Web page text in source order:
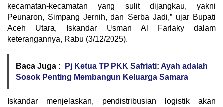
kecamatan-kecamatan yang sulit dijangkau, yakni
Peunaron, Simpang Jernih, dan Serba Jadi,” ujar Bupati
Aceh Utara, Iskandar Usman Al Farlaky dalam
keterangannya, Rabu (3/12/2025).
Baca Juga :
Pj Ketua TP PKK Safriati: Ayah adalah
Sosok Penting Membangun Keluarga Samara
Iskandar menjelaskan, pendistribusian logistik akan